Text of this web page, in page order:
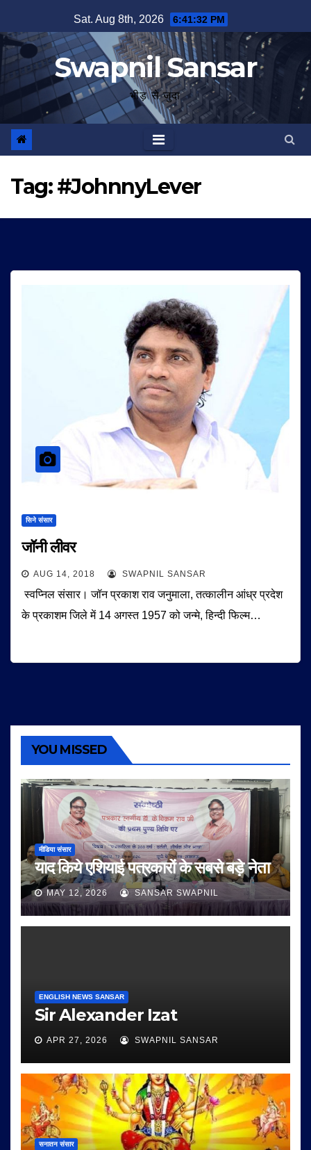
to
content
Sat. Aug 8th, 2026 6:41:32 PM
Swapnil Sansar
भीड़ से जुदा
Tag:#JohnnyLever
सिने संसार
जॉनी लीवर
AUG 14, 2018 SWAPNIL SANSAR
स्वप्निल संसार। जॉन प्रकाश राव जनुमाला, तत्कालीन आंध्र प्रदेश
के प्रकाशम जिले में 14 अगस्त 1957 को जन्मे, हिन्दी फिल्म…
YOU MISSED
मीडिया संसार
याद किये एशियाई पत्रकारों के सबसे बड़े नेता
MAY 12, 2026 SANSAR SWAPNIL
ENGLISH NEWS SANSAR
Sir Alexander Izat
APR 27, 2026 SWAPNIL SANSAR
सनातन संसार